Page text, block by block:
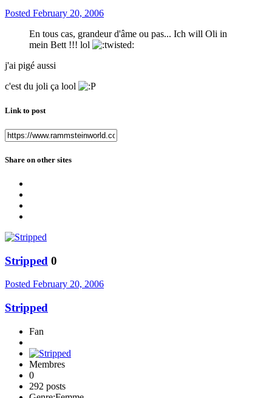
Posted February 20, 2006
En tous cas, grandeur d'âme ou pas... Ich will Oli in
mein Bett !!! lol
j'ai pigé aussi
c'est du joli ça lool
Link to post
Share on other sites
Stripped 0
Posted February 20, 2006
Stripped
Fan
Membres
0
292 posts